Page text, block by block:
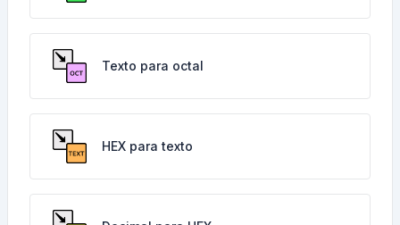
Texto para octal
HEX para texto